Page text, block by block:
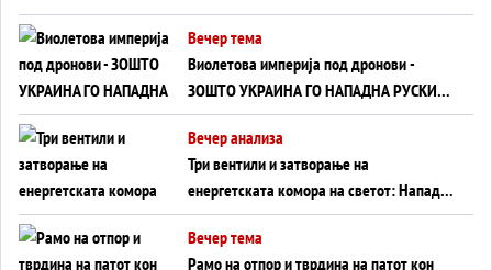
Вечер тема
Виолетова империја под дронови -
ЗОШТО УКРАИНА ГО НАПАДНА РУСКИОТ
WILDBERRIES
Вечер анализа
Три вентили и затворање на
енергетската комора на светот: Нападот
во Суец најавува глобален енергетски
инфаркт?
Вечер тема
Рамо на отпор и тврдина на патот кон